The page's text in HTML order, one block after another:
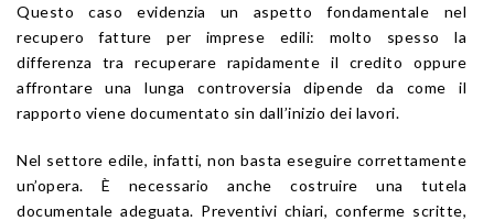
Questo caso evidenzia un aspetto fondamentale nel
recupero fatture per imprese edili: molto spesso la
differenza tra recuperare rapidamente il credito oppure
affrontare una lunga controversia dipende da come il
rapporto viene documentato sin dall’inizio dei lavori.
Nel settore edile, infatti, non basta eseguire correttamente
un’opera. È necessario anche costruire una tutela
documentale adeguata. Preventivi chiari, conferme scritte,